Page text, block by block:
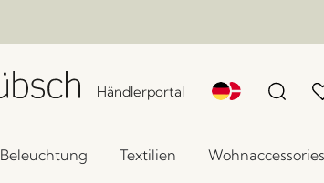
Händlerportal
Beleuchtung Textilien Wohnaccessories